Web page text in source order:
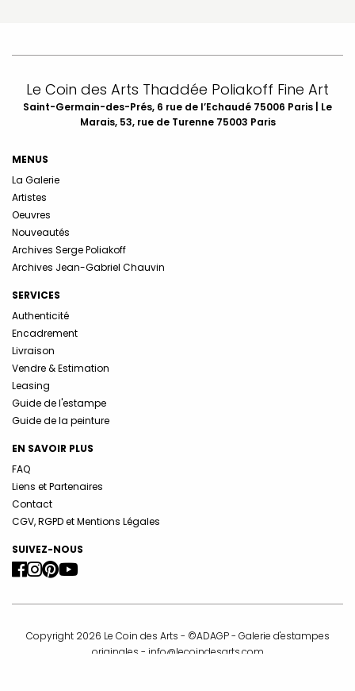
Le Coin des Arts Thaddée Poliakoff Fine Art
Saint-Germain-des-Prés, 6 rue de l’Echaudé 75006 Paris | Le
Marais, 53, rue de Turenne 75003 Paris
MENUS
La Galerie
Artistes
Oeuvres
Nouveautés
Archives Serge Poliakoff
Archives Jean-Gabriel Chauvin
SERVICES
Authenticité
Encadrement
Livraison
Vendre & Estimation
Leasing
Guide de l'estampe
Guide de la peinture
EN SAVOIR PLUS
FAQ
Liens et Partenaires
Contact
CGV, RGPD et Mentions Légales
SUIVEZ-NOUS
Copyright 2026 Le Coin des Arts - ©ADAGP - Galerie d'estampes
originales - info@lecoindesarts.com